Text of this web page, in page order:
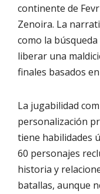
continente de
Zenoira. La
como la
liberar una
finales basados
La jugabilidad
personalización
tiene habilidades
60 personajes
historia y
batallas, aunque